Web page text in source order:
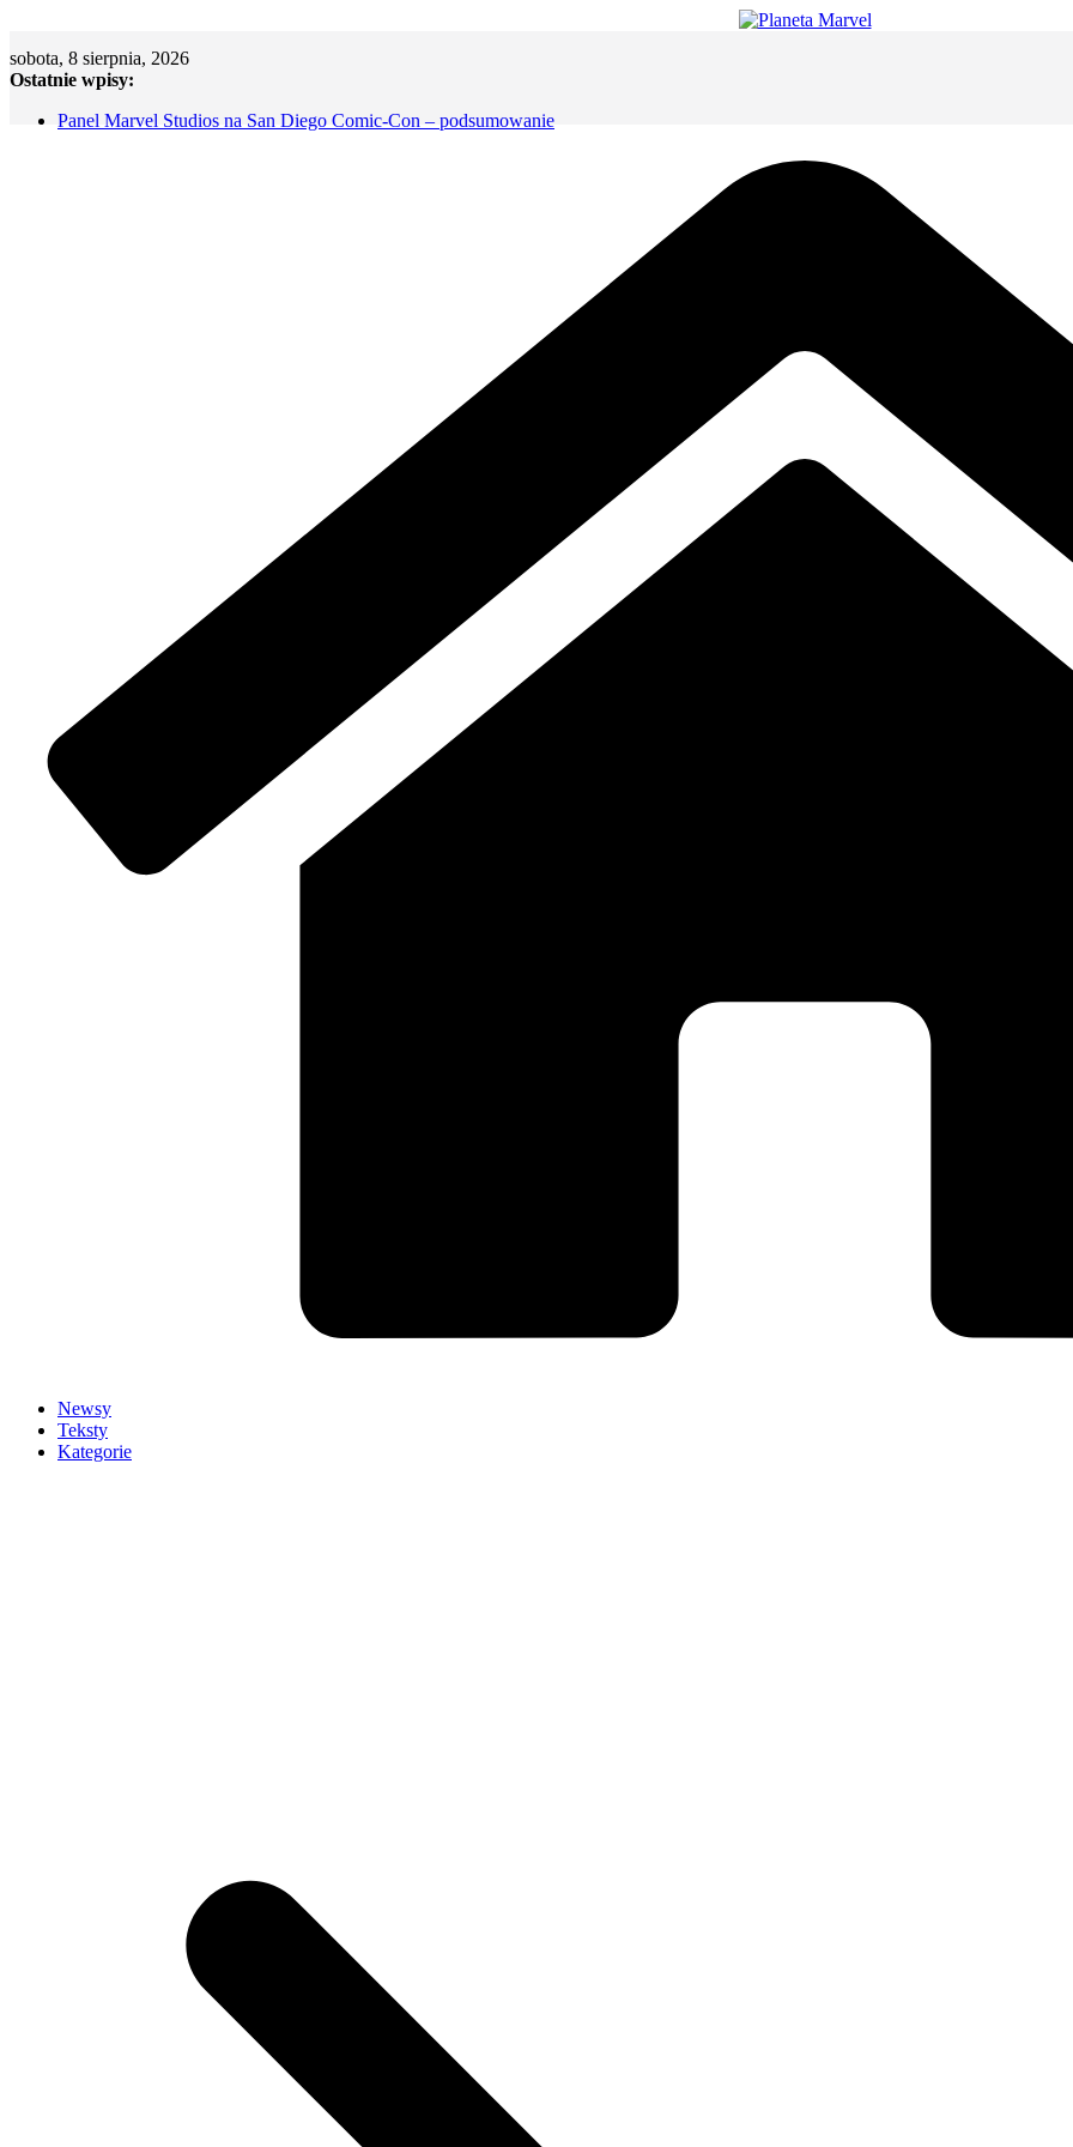
content
sobota, 8 sierpnia, 2026
Ostatnie wpisy:
Panel Marvel Studios na San Diego Comic-Con – podsumowanie
Newsy
Teksty
Kategorie